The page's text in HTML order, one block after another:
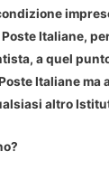
Italiane,
a quel
Italiane ma
altro